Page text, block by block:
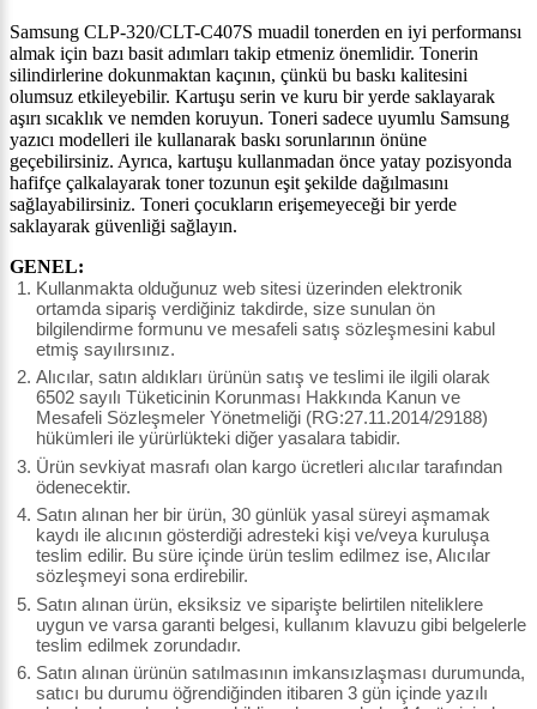
Samsung CLP-320/CLT-C407S muadil tonerden en iyi performansı
almak için bazı basit adımları takip etmeniz önemlidir. Tonerin
silindirlerine dokunmaktan kaçının, çünkü bu baskı kalitesini
olumsuz etkileyebilir. Kartuşu serin ve kuru bir yerde saklayarak
aşırı sıcaklık ve nemden koruyun. Toneri sadece uyumlu Samsung
yazıcı modelleri ile kullanarak baskı sorunlarının önüne
geçebilirsiniz. Ayrıca, kartuşu kullanmadan önce yatay pozisyonda
hafifçe çalkalayarak toner tozunun eşit şekilde dağılmasını
sağlayabilirsiniz. Toneri çocukların erişemeyeceği bir yerde
saklayarak güvenliği sağlayın.
GENEL:
Kullanmakta olduğunuz web sitesi üzerinden elektronik
ortamda sipariş verdiğiniz takdirde, size sunulan ön
bilgilendirme formunu ve mesafeli satış sözleşmesini kabul
etmiş sayılırsınız.
Alıcılar, satın aldıkları ürünün satış ve teslimi ile ilgili olarak
6502 sayılı Tüketicinin Korunması Hakkında Kanun ve
Mesafeli Sözleşmeler Yönetmeliği (RG:27.11.2014/29188)
hükümleri ile yürürlükteki diğer yasalara tabidir.
Ürün sevkiyat masrafı olan kargo ücretleri alıcılar tarafından
ödenecektir.
Satın alınan her bir ürün, 30 günlük yasal süreyi aşmamak
kaydı ile alıcının gösterdiği adresteki kişi ve/veya kuruluşa
teslim edilir. Bu süre içinde ürün teslim edilmez ise, Alıcılar
sözleşmeyi sona erdirebilir.
Satın alınan ürün, eksiksiz ve siparişte belirtilen niteliklere
uygun ve varsa garanti belgesi, kullanım klavuzu gibi belgelerle
teslim edilmek zorundadır.
Satın alınan ürünün satılmasının imkansızlaşması durumunda,
satıcı bu durumu öğrendiğinden itibaren 3 gün içinde yazılı